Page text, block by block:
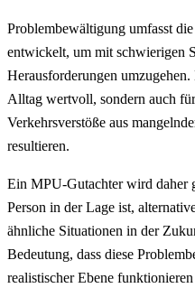
Problembewältigung umfasst
entwickelt, um mit schwierigen
Herausforderungen
Alltag wertvoll, sondern auch
Verkehrsverstöße aus
resultieren.
Ein MPU-Gutachter wird daher
Person in der Lage ist,
ähnliche Situationen in der
Bedeutung, dass diese
realistischer Ebene